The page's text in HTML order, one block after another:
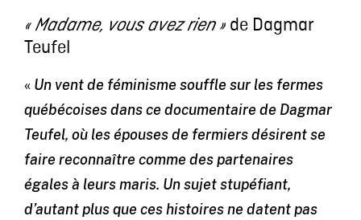
« Madame, vous avez rien »de Dagmar
Teufel
« Un vent de féminisme souffle sur les fermes
québécoises dans ce documentaire de Dagmar
Teufel, où les épouses de fermiers désirent se
faire reconnaître comme des partenaires
égales à leurs maris. Un sujet stupéfiant,
d’autant plus que ces histoires ne datent pas